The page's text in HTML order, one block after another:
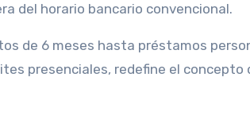
del horario bancario convencional.
de 6 meses hasta préstamos
presenciales, redefine el concepto